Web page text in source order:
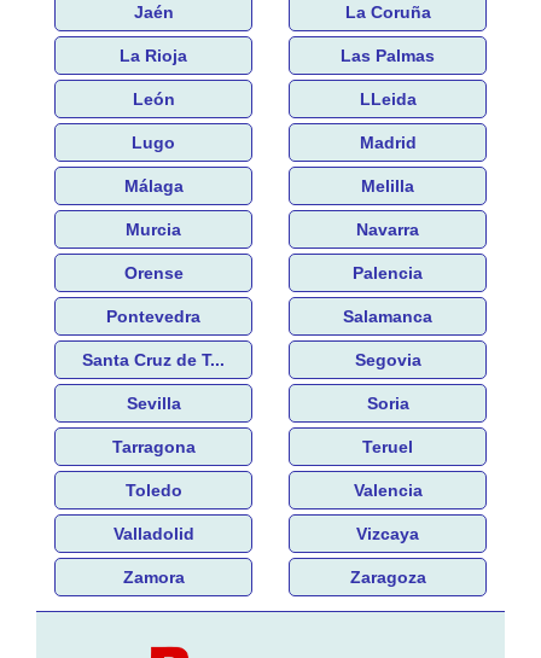
Jaén La Coruña
La Rioja Las Palmas
León LLeida
Lugo Madrid
Málaga Melilla
Murcia Navarra
Orense Palencia
Pontevedra Salamanca
Santa Cruz de T... Segovia
Sevilla Soria
Tarragona Teruel
Toledo Valencia
Valladolid Vizcaya
Zamora Zaragoza